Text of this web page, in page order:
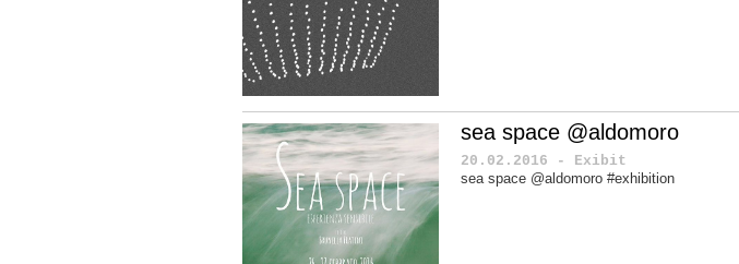
sea space @aldomoro
20.02.2016 - Exibit
sea space @aldomoro #exhibition